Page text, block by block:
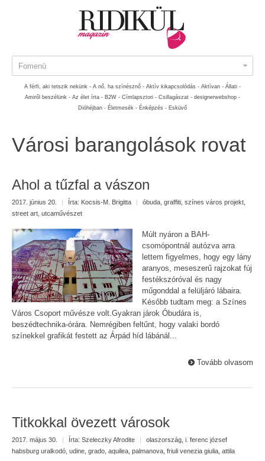
Fomenü
A férfi, aki tetszik nekünk - A nő, ha színésznő - Aktív kikapcsolódás - Aktívan - Állati -
Amiről beszélünk - Az élet írta - B2W - Címlapsztori - Csillagászat - designerwebshop -
Dióhéjban - Életmesék - Énképzés - Esküvő
Városi barangolások rovat
Ahol a tűzfal a vászon
2017. június 20. | Írta: Kocsis-M. Brigitta | óbuda graffiti színes város projekt
street art utcaművészet
Múlt nyáron a BAH-
csomópontnál autózva arra
lettem figyelmes, hogy egy lány
aranyos, meseszerű rajzokat fúj
festékszóróval és nagy
műgonddal a felüljáró lábaira.
Később tudtam meg: a Színes
Város Csoport művésze volt.Gyakran járok Óbudára is,
beszédtechnika-órára. Nemrégiben feltűnt, hogy valaki bordó
színekkel grafikát festett az Árpád híd lábánál...
Tovább olvasom
Titkokkal övezett városok
2017. május 30. | Írta: Szeleczky Afrodite | olaszország i. ferenc józsef
habsburg uralkodó udine grado aquilea palmanova friuli venezia giulia attila